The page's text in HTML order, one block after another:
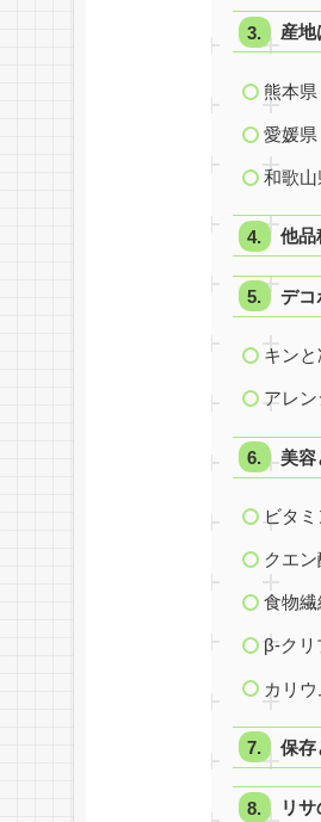
産地
熊本県
愛媛県
和歌山
他品
デコ
キンと
アレ
美容
ビタ
クエ
食物繊
β-クリ
カリウ
保存
リ